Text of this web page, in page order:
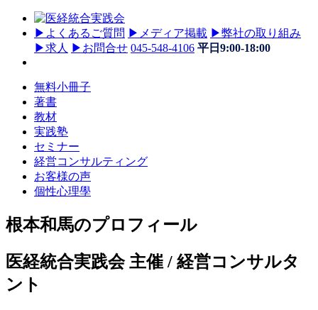
▶ よくあるご質問 ▶ メディア掲載 ▶弊社の取り組み
▶求人 ▶ お問合せ 045-548-4106 平日9:00-18:00
無料小冊子
著書
教材
実践塾
セミナー
経営コンサルティング
お客様の声
個性心理學
根本和馬のプロフィール
医経統合実践会 主催 / 経営コンサルタ
ント